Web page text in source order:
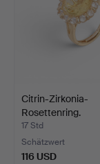
Citrin-Zirkonia-
Rosettenring.
17 Std
Schätzwert
116 USD